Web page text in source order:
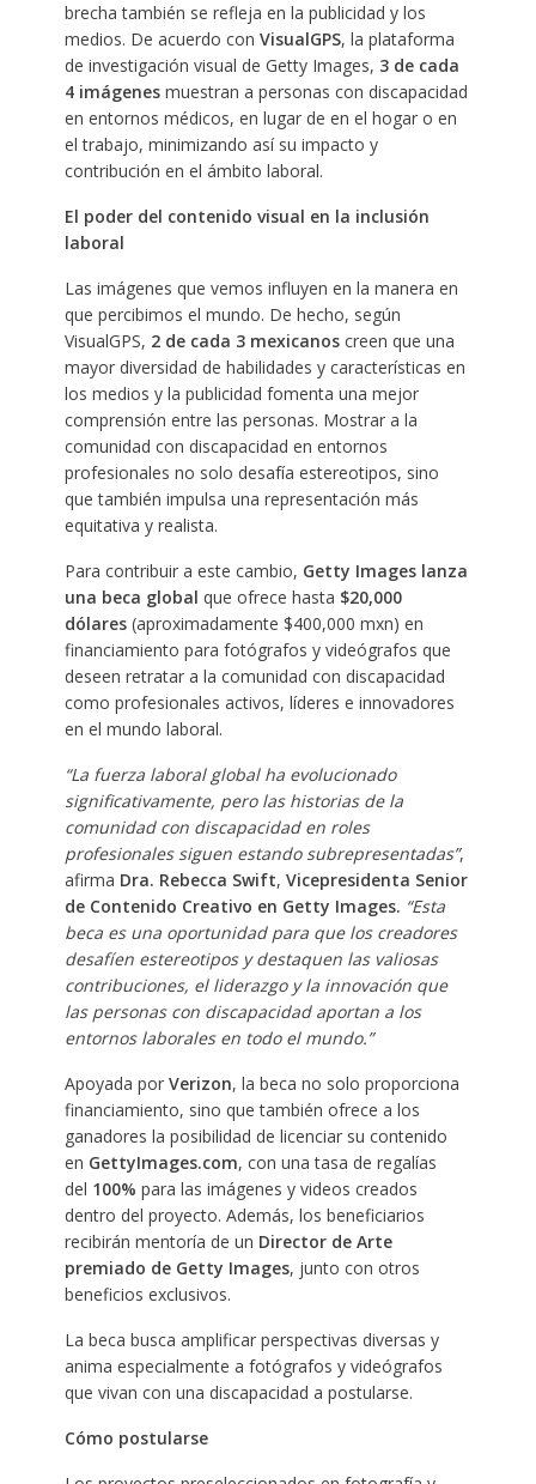
brecha también se refleja en la publicidad y los
medios. De acuerdo con VisualGPS, la plataforma
de investigación visual de Getty Images, 3 de cada
4 imágenesmuestran a personas con discapacidad
en entornos médicos, en lugar de en el hogar o en
el trabajo, minimizando así su impacto y
contribución en el ámbito laboral.
El poder del contenido visual en la inclusión
laboral
Las imágenes que vemos influyen en la manera en
que percibimos el mundo. De hecho, según
VisualGPS, 2 de cada 3 mexicanoscreen que una
mayor diversidad de habilidades y características en
los medios y la publicidad fomenta una mejor
comprensión entre las personas. Mostrar a la
comunidad con discapacidad en entornos
profesionales no solo desafía estereotipos, sino
que también impulsa una representación más
equitativa y realista.
Para contribuir a este cambio, Getty Images lanza
una beca global que ofrece hasta $20,000
dólares(aproximadamente $400,000 mxn) en
financiamiento para fotógrafos y videógrafos que
deseen retratar a la comunidad con discapacidad
como profesionales activos, líderes e innovadores
en el mundo laboral.
“La fuerza laboral global ha evolucionado
significativamente, pero las historias de la
comunidad con discapacidad en roles
profesionales siguen estando subrepresentadas”,
afirma Dra. Rebecca Swift, Vicepresidenta Senior
de Contenido Creativo en Getty Images. “Esta
beca es una oportunidad para que los creadores
desafíen estereotipos y destaquen las valiosas
contribuciones, el liderazgo y la innovación que
las personas con discapacidad aportan a los
entornos laborales en todo el mundo.”
Apoyada por Verizon, la beca no solo proporciona
financiamiento, sino que también ofrece a los
ganadores la posibilidad de licenciar su contenido
en GettyImages.com, con una tasa de regalías
del 100% para las imágenes y videos creados
dentro del proyecto. Además, los beneficiarios
recibirán mentoría de un Director de Arte
premiado de Getty Images, junto con otros
beneficios exclusivos.
La beca busca amplificar perspectivas diversas y
anima especialmente a fotógrafos y videógrafos
que vivan con una discapacidad a postularse.
Cómo postularse